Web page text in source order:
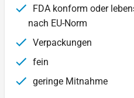
FDA konform oder
nach EU-Norm
Verpackungen
fein
geringe Mitnahme